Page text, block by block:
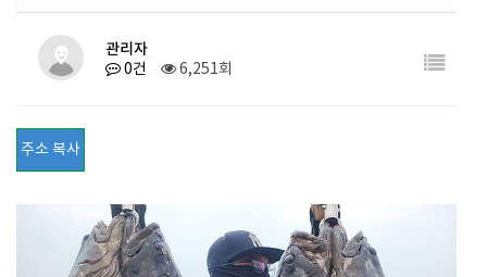
관리자
0건 6,251회
주소 복사